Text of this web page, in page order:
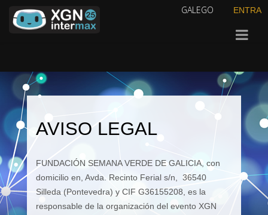
ENTRA
GALEGO
AVISO LEGAL
FUNDACIÓN SEMANA VERDE DE GALICIA, con
domicilio en, Avda. Recinto Ferial s/n, 36540
Silleda (Pontevedra) y CIF G36155208, es la
responsable de la organización del evento XGN